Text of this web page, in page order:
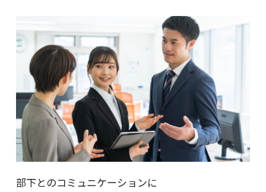
部下とのコミュニケーションに